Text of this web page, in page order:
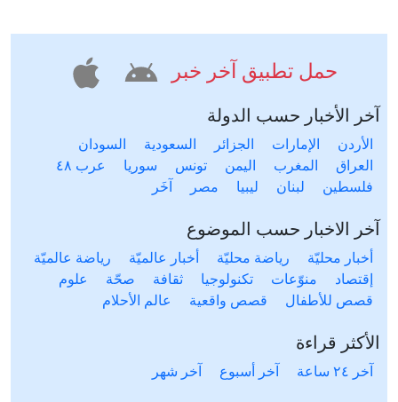
حمل تطبيق آخر خبر
آخر الأخبار حسب الدولة
الأردن الإمارات الجزائر السعودية
السودان
العراق
المغرب اليمن تونس سوريا
عرب ٤٨
فلسطين
لبنان ليبيا مصر آخَر
آخر الاخبار حسب الموضوع
أخبار محليّة رياضة محليّة أخبار عالميّة
رياضة عالميّة
إقتصاد
منوّعات تكنولوجيا ثقافة صحّة
علوم
قصص للأطفال
قصص واقعية عالم الأحلام
الأكثر قراءة
آخر ٢٤ ساعة آخر أسبوع آخر شهر